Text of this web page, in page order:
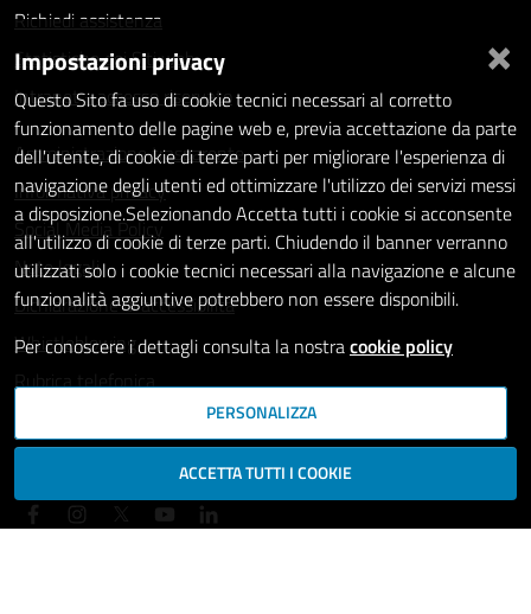
Richiedi assistenza
Statistiche dei Siti web
Intranet - accesso riservato
Amministrazione trasparente
Informativa privacy
Social Media Policy
Note legali
Dichiarazione di accessibilità
Whistleblowing
Rubrica telefonica
SEGUICI SU
×
Impostazioni privacy
Questo Sito fa uso di cookie tecnici necessari al corretto
funzionamento delle pagine web e, previa accettazione da parte
dell'utente, di cookie di terze parti per migliorare l'esperienza di
navigazione degli utenti ed ottimizzare l'utilizzo dei servizi messi
a disposizione.Selezionando Accetta tutti i cookie si acconsente
all'utilizzo di cookie di terze parti. Chiudendo il banner verranno
utilizzati solo i cookie tecnici necessari alla navigazione e alcune
funzionalità aggiuntive potrebbero non essere disponibili.
Per conoscere i dettagli consulta la nostracookie policy
PERSONALIZZA
ACCETTA TUTTI I COOKIE